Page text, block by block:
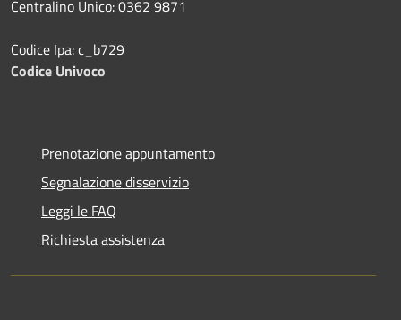
Centralino Unico: 0362 9871
Codice Ipa: c_b729
Codice Univoco
Prenotazione appuntamento
Segnalazione disservizio
Leggi le FAQ
Richiesta assistenza